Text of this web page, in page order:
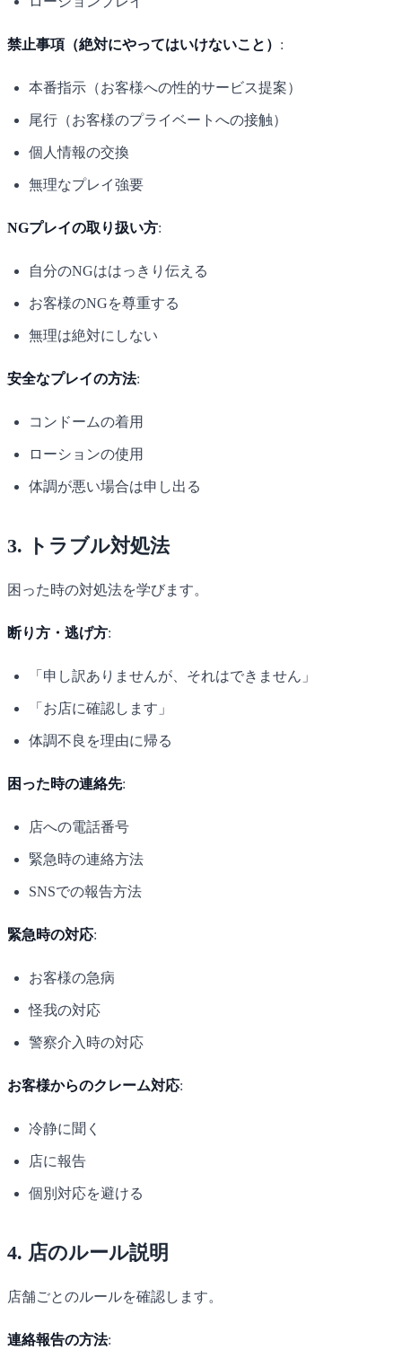
禁止事項（絶対にやってはいけないこと） :
本番指示（お客様への性的サービス提案）
尾行（お客様のプライベートへの接触）
個人情報の交換
無理なプレイ強要
NGプレイの取り扱い方:
自分のNGははっきり伝える
お客様のNGを尊重する
無理は絶対にしない
安全なプレイの方法:
コンドームの着用
ローションの使用
体調が悪い場合は申し出る
3. トラブル対処法
困った時の対処法を学びます。
断り方・逃げ方:
「申し訳ありませんが、それはできません」
「お店に確認します」
体調不良を理由に帰る
困った時の連絡先:
店への電話番号
緊急時の連絡方法
SNSでの報告方法
緊急時の対応:
お客様の急病
怪我の対応
警察介入時の対応
お客様からのクレーム対応:
冷静に聞く
店に報告
個別対応を避ける
4. 店のルール説明
店舗ごとのルールを確認します。
連絡報告の方法: